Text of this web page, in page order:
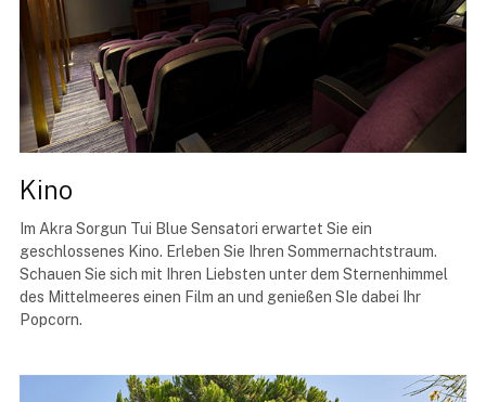
Kino
Im Akra Sorgun Tui Blue Sensatori erwartet Sie ein
geschlossenes Kino. Erleben Sie Ihren Sommernachtstraum.
Schauen Sie sich mit Ihren Liebsten unter dem Sternenhimmel
des Mittelmeeres einen Film an und genießen SIe dabei Ihr
Popcorn.